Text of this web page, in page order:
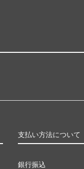
支払い方法について
銀行振込